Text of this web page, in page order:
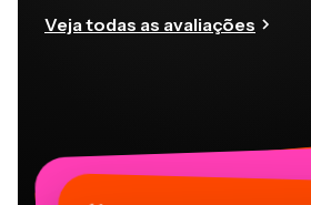
Veja todas as avaliações